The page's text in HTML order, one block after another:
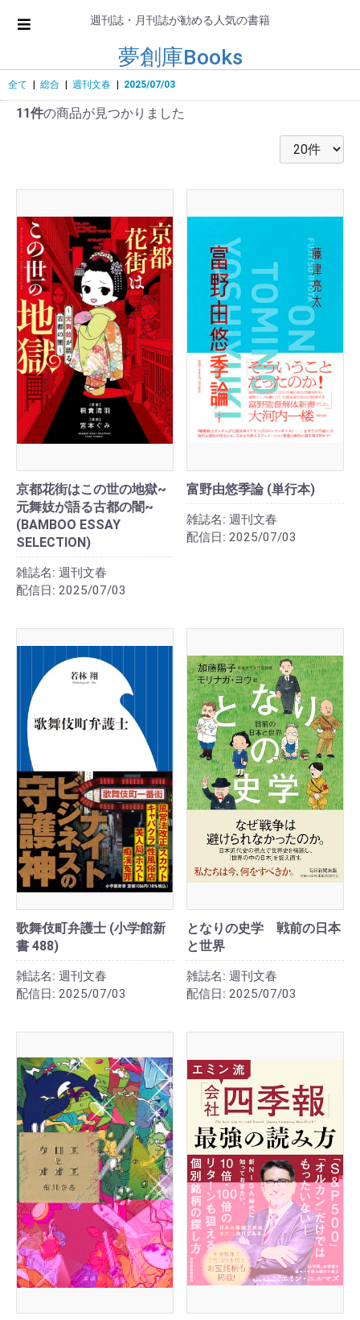
週刊誌・月刊誌が勧める人気の書籍
夢創庫Books
全て 総合 週刊文春 2025/07/03
11件の商品が見つかりました
京都花街はこの世の地獄~
元舞妓が語る古都の闇~
(BAMBOO ESSAY
SELECTION)
雑誌名: 週刊文春
配信日: 2025/07/03
富野由悠季論 (単行本)
雑誌名: 週刊文春
配信日: 2025/07/03
歌舞伎町弁護士 (小学館新
書 488)
雑誌名: 週刊文春
配信日: 2025/07/03
となりの史学 戦前の日本
と世界
雑誌名: 週刊文春
配信日: 2025/07/03